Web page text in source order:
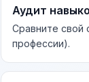
Аудит
Сравните свой
профессии).